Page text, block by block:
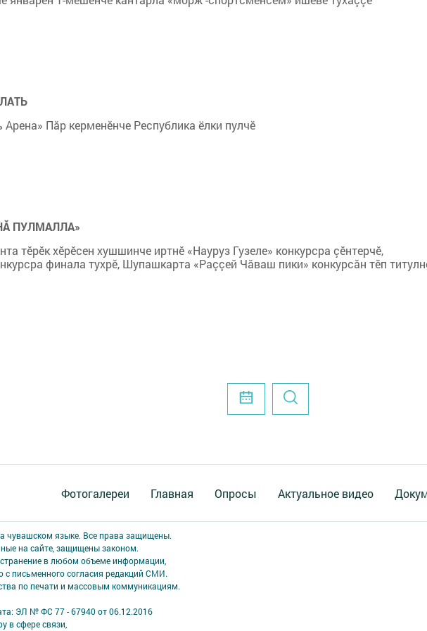
Пăр керменӗнче Республика ёлки пулчӗ
ПУЛМАЛЛА»
тӗрӗк хӗрӗсен хушшинче иртнӗ «Науруз Гузеле» конкурсра çӗнтерчӗ,
финала тухрӗ, Шупашкарта «Раççей Чăваш пики» конкурсăн тӗп
Фотогалереи Главная Опросы Актуальное видео
чувашском языке. Все права защищены.
на сайте, защищены законом.
в любом объеме информации,
письменного согласия редакций СМИ.
по печати и массовым коммуникациям.
ЭЛ № ФС 77 - 67940 от 06.12.2016
в сфере связи,